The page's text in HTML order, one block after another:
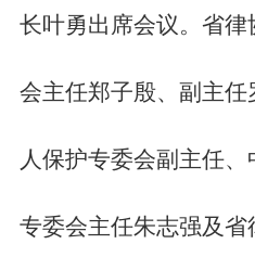
长叶勇出席会议。省
会主任郑子殷、副主
人保护专委会副主任
专委会主任朱志强及